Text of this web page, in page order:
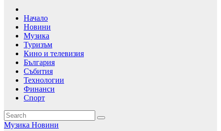
Начало
Новини
Музика
Туризъм
Кино и телевизия
България
Събития
Технологии
Финанси
Спорт
Музика Новини